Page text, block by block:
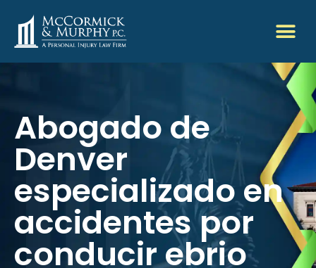
Abogado de
Denver
especializado en
accidentes por
conducir ebrio